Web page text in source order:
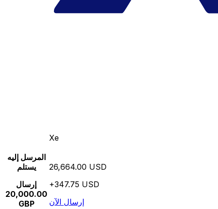
Xe
المرسل إليه
يستلم
إرسال
20,000.00
GBP
26,664.00 USD
+347.75 USD
إرسال الآن